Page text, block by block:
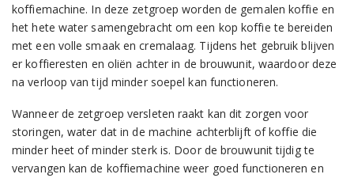
koffiemachine. In deze zetgroep worden de gemalen koffie en
het hete water samengebracht om een kop koffie te bereiden
met een volle smaak en cremalaag. Tijdens het gebruik blijven
er koffieresten en oliën achter in de brouwunit, waardoor deze
na verloop van tijd minder soepel kan functioneren.
Wanneer de zetgroep versleten raakt kan dit zorgen voor
storingen, water dat in de machine achterblijft of koffie die
minder heet of minder sterk is. Door de brouwunit tijdig te
vervangen kan de koffiemachine weer goed functioneren en